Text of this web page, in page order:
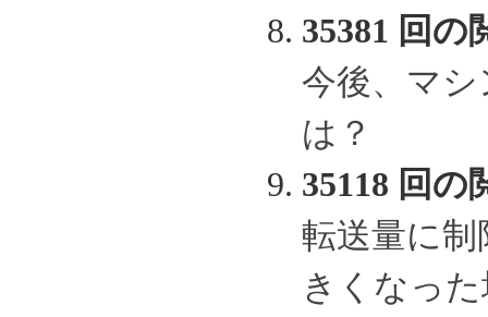
35381 回の
今後、マ
は？
35118 回の
転送量に
きくなっ